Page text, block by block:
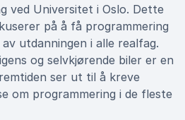
ved Universitet i Oslo. Dette
på å få programmering
utdanningen i alle realfag.
og selvkjørende biler er en
ser ut til å kreve
om programmering i de fleste